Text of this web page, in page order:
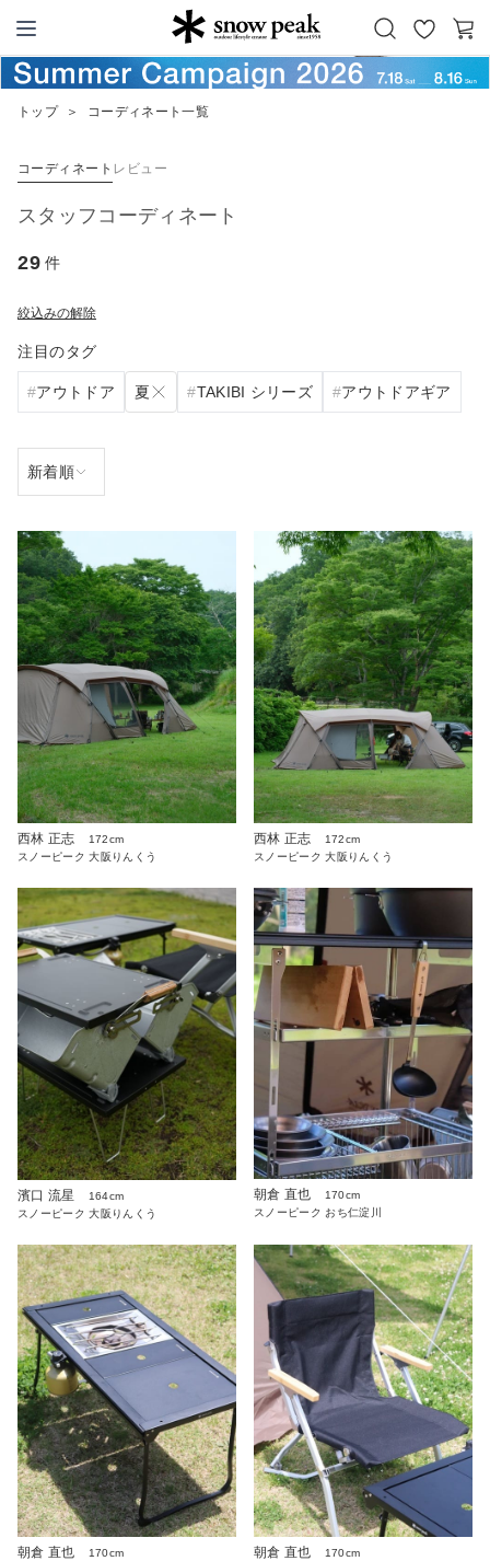
Snow Peak
お
気
カ
ー
トップ ＞ コーディネート一覧
コーディネート レビュー
スタッフコーディネート
29 件
絞込みの解除
注目のタグ
アウトドア 夏 TAKIBI シリーズ アウトドアギア
西林 正志
172cm
スノーピーク 大阪りんくう
西林 正志
172cm
スノーピーク 大阪りんくう
濱口 流星
164cm
スノーピーク 大阪りんくう
朝倉 直也
170cm
スノーピーク おち仁淀川
朝倉 直也
170cm
朝倉 直也
170cm